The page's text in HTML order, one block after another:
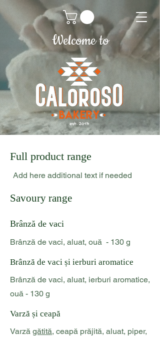
Welcome to
Full product range
Add here additional text if needed
Savoury range
Brânză de vaci
Brânză de vaci, aluat, ouă - 130 g
Brânză de vaci și ierburi aromatice
Brânză de vaci, aluat, ierburi aromatice,
ouă - 130 g
Varză și ceapă
Varză gătită, ceapă prăjită, aluat, piper,